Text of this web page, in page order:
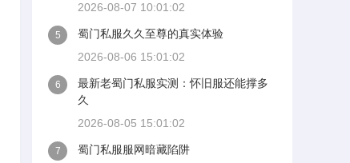
2026-08-07 10:01:02
5
蜀门私服久久至尊的真实体验
2026-08-06 15:01:02
6
最新老蜀门私服实测：怀旧服还能撑多
久
2026-08-05 15:01:02
7
蜀门私服服网暗藏陷阱